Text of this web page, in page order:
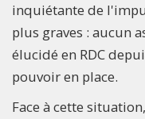
inquiétante de
plus graves : aucun
élucidé en RDC
pouvoir en place.
Face à cette